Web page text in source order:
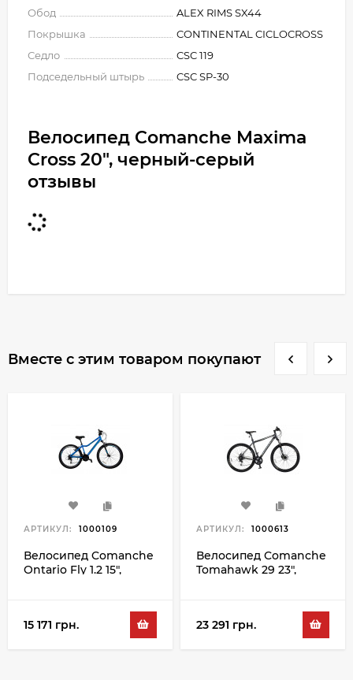
Обод
ALEX RIMS SX44
Покрышка
CONTINENTAL CICLOCROSS
Седло
CSC 119
Подседельный штырь
CSC SP-30
Велосипед Comanche Maxima
Cross 20", черный-серый
отзывы
Вместе с этим товаром покупают
АРТИКУЛ: 1000109
Велосипед Comanche
Ontario Fly 1.2 15",
15 171 грн.
АРТИКУЛ: 1000613
Велосипед Comanche
Tomahawk 29 23",
23 291 грн.